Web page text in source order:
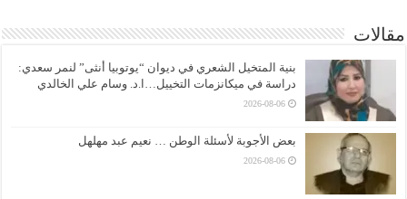
مقالات
بنية المتخيل الشعري في ديوان “يوتوبيا أنثى” لنمر سعدي:
دراسة في ميكانزمات التخييل…ا.د. وسام علي الخالدي
2026-08-06
بعض الأجوبة لأسئلة الوطن … نعيم عبد مهلهل
2026-08-06